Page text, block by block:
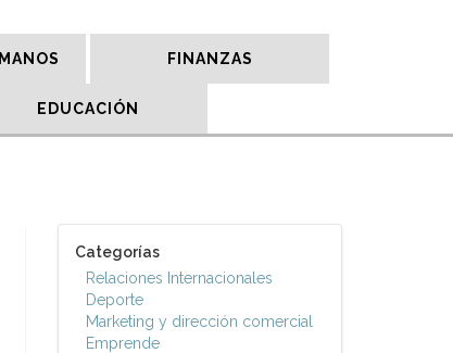
FINANZAS
EDUCACIÓN
Categorías
Relaciones Internacionales
Deporte
Marketing y dirección comercial
Emprende